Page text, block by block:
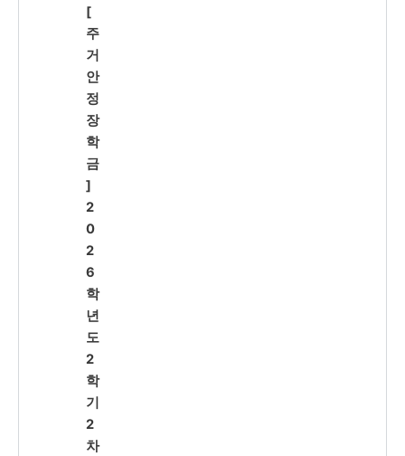
[
주
거
안
정
장
학
금
]
2
0
2
6
학
년
도
2
학
기
2
차